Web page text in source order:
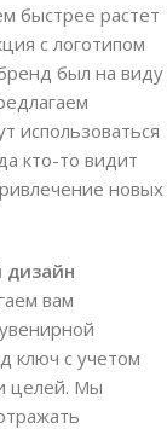
быстрее растет
с логотипом
был на виду
использоваться
кто-то видит
новых
дизайн
вам
ключ с учетом
целей. Мы